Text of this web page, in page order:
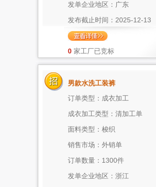
发单企业地区：广东
发布截止时间：2025-12-13
0 家工厂已竞标
男款水洗工装裤
订单类型：成衣加工
成衣加工类型：清加工单
面料类型：梭织
销售市场：外销单
订单数量：1300件
发单企业地区：浙江